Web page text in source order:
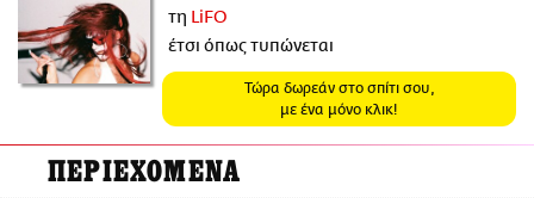
τη LiFO
έτσι όπως τυπώνεται
Τώρα δωρεάν στο σπίτι σου,
με ένα μόνο κλικ!
ΠΕΡΙΕΧΟΜΕΝΑ